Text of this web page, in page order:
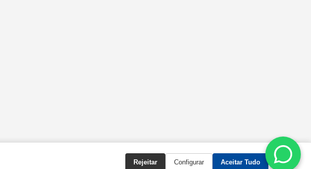
Rejeitar Configurar Aceitar Tudo